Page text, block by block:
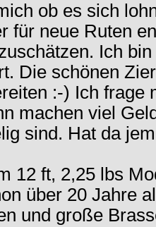
ob es sich
für neue Ruten
Ich
Die schönen
:-) Ich frage
machen viel
sind. Hat da
12 ft, 2,25 lbs
über 20 Jahre
und große